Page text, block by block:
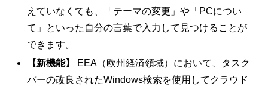
えていなくても、「テーマの変更」や「PCについ
て」といった自分の言葉で入力して見つけることが
できます。
【新機能】
EEA（欧州経済領域）において、タスク
バーの改良されたWindows検索を使用してクラウド